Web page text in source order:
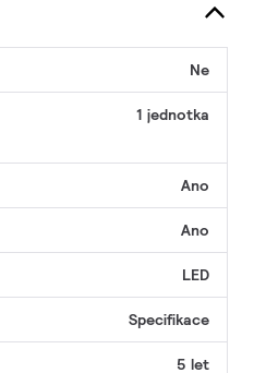
Ne
1 jednotka
Ano
Ano
LED
Specifikace
5 let